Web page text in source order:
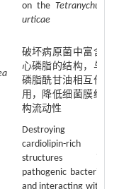
on the Tetranychus
urticae
破坏病原菌中富含
心磷脂的结构，与
磷脂酰甘油相互作
用，降低细菌膜结
构流动性
Destroying
cardiolipin-rich
structures in
pathogenic bacteria
and interacting with